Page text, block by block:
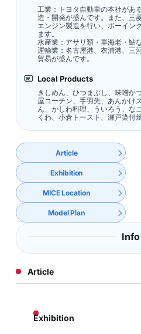
工業：トヨタ自動車の本社があ
造・開発が盛んです。また、三
エンジン製造を行い、ボーイン
ます。
水産業：アサリ類・車海老・鮎
運輸業：名古屋港、衣浦港、三
貿易が盛んです。
Local Products
きしめん、ひつまぶし、味噌か
屋コーチン、手羽先、あんかけ
ん、かしわ料理、ういろう、な
くわ、小倉トースト、瀬戸染付
Article
Exhibition
MICE Location
Model Plan
Info
Article
Exhibition